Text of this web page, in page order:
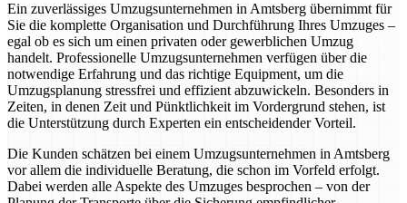
Ein zuverlässiges Umzugsunternehmen in Amtsberg übernimmt für
Sie die komplette Organisation und Durchführung Ihres Umzuges –
egal ob es sich um einen privaten oder gewerblichen Umzug
handelt. Professionelle Umzugsunternehmen verfügen über die
notwendige Erfahrung und das richtige Equipment, um die
Umzugsplanung stressfrei und effizient abzuwickeln. Besonders in
Zeiten, in denen Zeit und Pünktlichkeit im Vordergrund stehen, ist
die Unterstützung durch Experten ein entscheidender Vorteil.
Die Kunden schätzen bei einem Umzugsunternehmen in Amtsberg
vor allem die individuelle Beratung, die schon im Vorfeld erfolgt.
Dabei werden alle Aspekte des Umzuges besprochen – von der